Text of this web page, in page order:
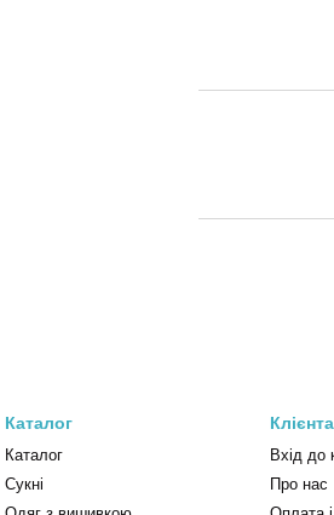
Каталог
Каталог
Сукні
Вхід до
Про нас